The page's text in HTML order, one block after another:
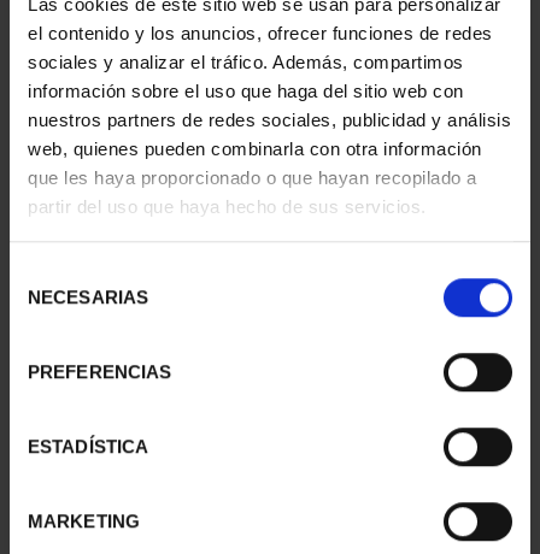
Las cookies de este sitio web se usan para personalizar
el contenido y los anuncios, ofrecer funciones de redes
sociales y analizar el tráfico. Además, compartimos
información sobre el uso que haga del sitio web con
nuestros partners de redes sociales, publicidad y análisis
web, quienes pueden combinarla con otra información
que les haya proporcionado o que hayan recopilado a
partir del uso que haya hecho de sus servicios.
NECESARIAS
PREFERENCIAS
ESTADÍSTICA
MARKETING
(2023) 8 REALES
140,00 €
SOROLLA (2023)
CINCUENTÍN
610,00 €
MARGARITA SALAS
425 ANIV VELÁZQUEZ
(2024) CINCUENTÍN